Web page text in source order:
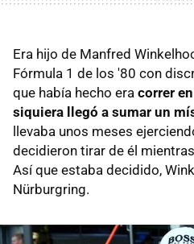
Era hijo de Manfred
Fórmula 1 de los '80 con
que había hecho era correr
siquiera llegó a sumar un
llevaba unos meses
decidieron tirar de él
Así que estaba decidido,
Nürburgring.